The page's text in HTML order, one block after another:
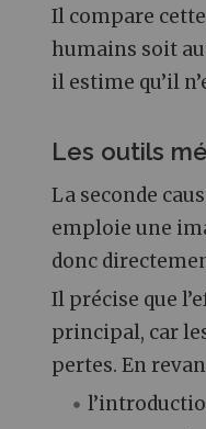
Il compare
humains soit
il estime qu’il
Les outils
La seconde
emploie une
donc
Il précise que
principal, car
pertes. En